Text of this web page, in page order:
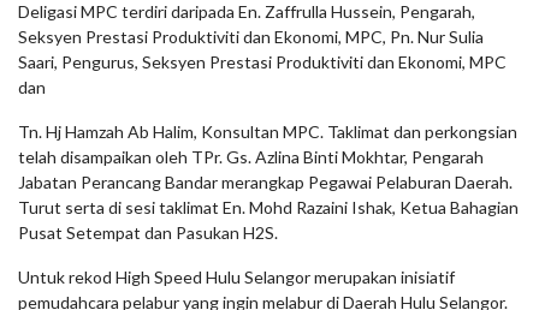
Deligasi MPC terdiri daripada En. Zaffrulla Hussein, Pengarah,
Seksyen Prestasi Produktiviti dan Ekonomi, MPC, Pn. Nur Sulia
Saari, Pengurus, Seksyen Prestasi Produktiviti dan Ekonomi, MPC
dan
Tn. Hj Hamzah Ab Halim, Konsultan MPC. Taklimat dan perkongsian
telah disampaikan oleh TPr. Gs. Azlina Binti Mokhtar, Pengarah
Jabatan Perancang Bandar merangkap Pegawai Pelaburan Daerah.
Turut serta di sesi taklimat En. Mohd Razaini Ishak, Ketua Bahagian
Pusat Setempat dan Pasukan H2S.
Untuk rekod High Speed Hulu Selangor merupakan inisiatif
pemudahcara pelabur yang ingin melabur di Daerah Hulu Selangor.